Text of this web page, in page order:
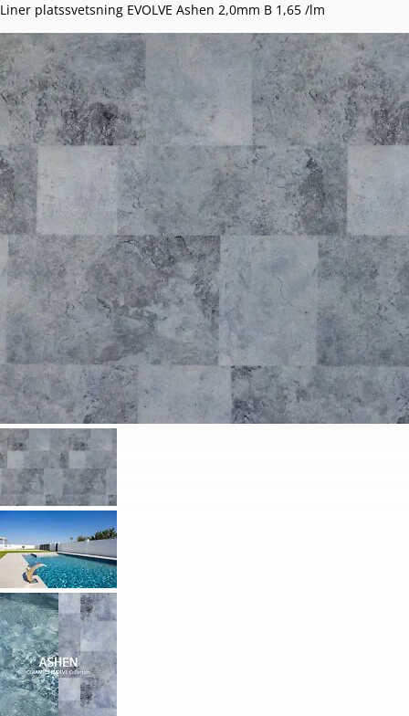
Liner platssvetsning EVOLVE Ashen 2,0mm B 1,65 /lm